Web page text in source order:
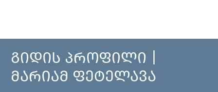
ᲒᲘᲓᲘᲡ ᲞᲠᲝᲤᲘᲚᲘ |
ᲛᲐᲠᲘᲐᲛ ᲤᲔᲢᲔᲚᲐᲕᲐ